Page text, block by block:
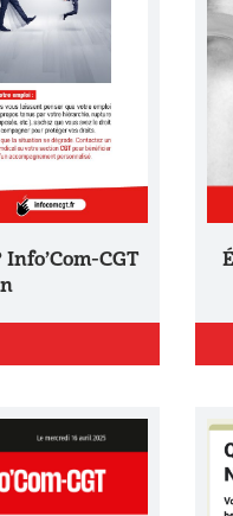
Élections Professionnelles : Votre Voix,